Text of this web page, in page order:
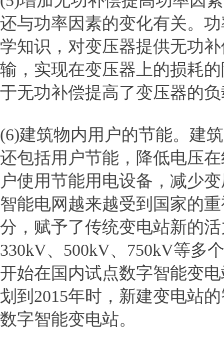
还与功率因素的变化有关。
学知识，对变压器提供无功
输，实现在变压器上的损耗
于无功补偿提高了变压器的
(6)建筑物内用户的节能。建
还包括用户节能，降低电压
户使用节能用电设备，减少
智能电网越来越受到国家的
分，赋予了传统变电站新的
330kV、500kV、750kV等多
开始在国内试点数字智能变
划到2015年时，新建变电站
数字智能变电站。